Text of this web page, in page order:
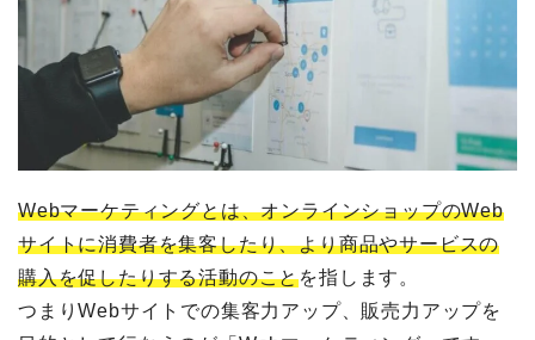
Webマーケティングとは、オンラインショップのWeb
サイトに消費者を集客したり、より商品やサービスの
購入を促したりする活動のことを指します。
つまりWebサイトでの集客力アップ、販売力アップを